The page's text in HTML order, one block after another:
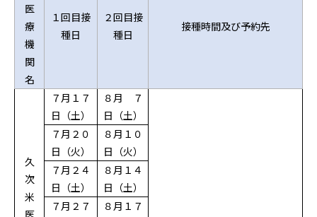
医
療
機
関
名
１回目接
種日
２回目接
種日
接種時間及び予約先
久
次
米
医
７月１７
日（土）
８月 ７
日（土）
７月２０
日（火）
８月１０
日（火）
７月２４
日（土）
８月１４
日（土）
７月２７
８月１７